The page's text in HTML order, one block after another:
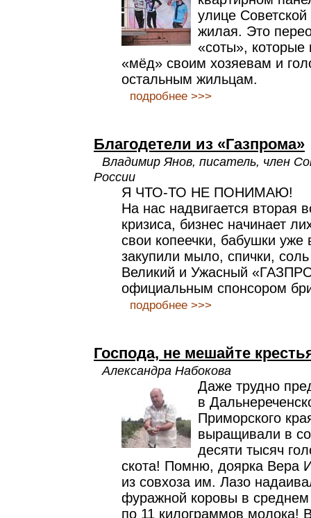
улице
жилая. Это
«соты», которые
«мёд» своим хозяевам и
остальным жильцам.
подробнее >>>
Благодетели из «Газпрома»
Владимир Янов, писатель, член
России
Я ЧТО-ТО НЕ ПОНИМАЮ!
На нас надвигается вторая
кризиса, бизнес начинает
свои копеечки, бабушки уже
закупили мыло, спички,
Великий и Ужасный
официальным спонсором
подробнее >>>
Господа, не мешайте
Александра Набокова
Даже трудно
в
Приморского
выращивали в
десяти тысяч
скота! Помню, доярка Вера
из совхоза им. Лазо
фуражной коровы в среднем
по 11 килограммов молока!